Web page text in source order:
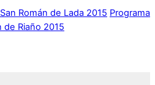
Román de Lada 2015 Programa
Riaño 2015